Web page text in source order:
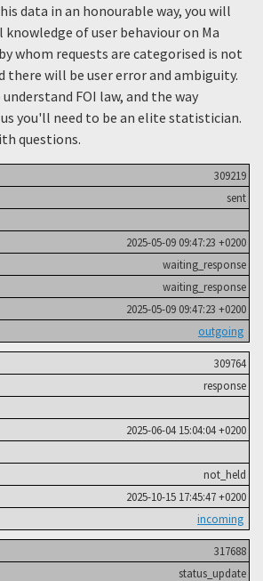
data in an honourable way, you will
of user behaviour on Ma
whom requests are categorised is not
will be user error and ambiguity.
FOI law, and the way
you'll need to be an elite statistician.
questions.
309219
sent
2025-05-09 09:47:23 +0200
waiting_response
waiting_response
2025-05-09 09:47:23 +0200
outgoing
309764
response
2025-06-04 15:04:04 +0200
not_held
2025-10-15 17:45:47 +0200
incoming
317688
status_update